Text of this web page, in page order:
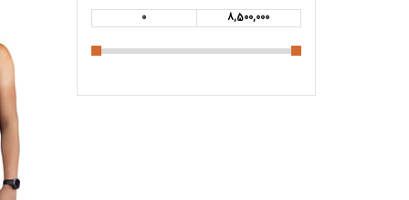
0 8,500,000